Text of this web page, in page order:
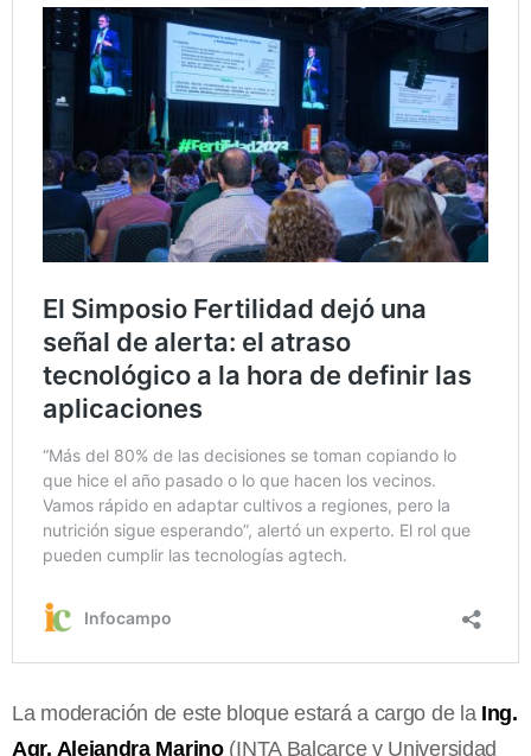
La moderación de este bloque estará a cargo de la Ing.
Agr. Alejandra Marino(INTA Balcarce y Universidad